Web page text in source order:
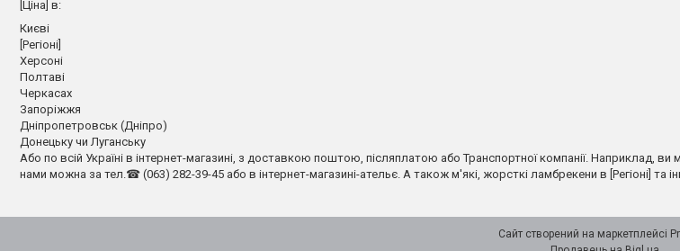
[Ціна] в:
Києві
[Регіоні]
Херсоні
Полтаві
Черкасах
Запоріжжя
Дніпропетровськ (Дніпро)
Донецьку чи Луганську
Або по всій Україні в інтернет-магазині, з доставкою поштою, післяплатою або Транспортної компанії. Наприклад,
нами можна за тел.☎ (063) 282-39-45 або в інтернет-магазині-ательє. А також м'які, жорсткі ламбрекени в [Регіоні] та
Сайт створений на маркетплейсі